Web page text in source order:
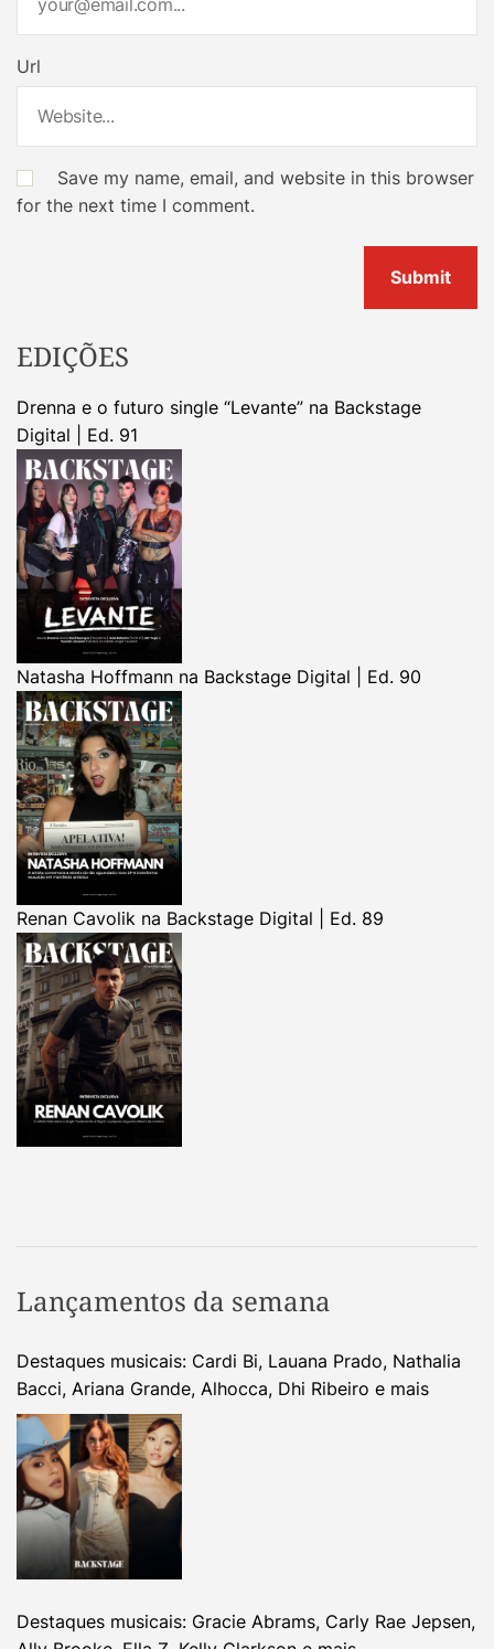
Url
Save my name, email, and website in this browser
for the next time I comment.
EDIÇÕES
Drenna e o futuro single “Levante” na Backstage
Digital | Ed. 91
Natasha Hoffmann na Backstage Digital | Ed. 90
Renan Cavolik na Backstage Digital | Ed. 89
Lançamentos da semana
Destaques musicais: Cardi Bi, Lauana Prado, Nathalia
Bacci, Ariana Grande, Alhocca, Dhi Ribeiro e mais
Destaques musicais: Gracie Abrams, Carly Rae Jepsen,